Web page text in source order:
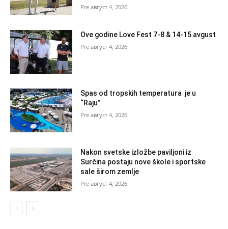
август 4, 2026
Ove godine Love Fest 7-8 & 14-15 avgust
август 4, 2026
Spas od tropskih temperatura je u
“Raju”
август 4, 2026
Nakon svetske izložbe paviljoni iz
Surčina postaju nove škole i sportske
sale širom zemlje
август 4, 2026